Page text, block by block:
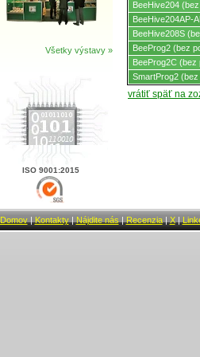
Všetky výstavy »
ISO 9001:2015
BeeHive204
BeeHive204AP-
BeeHive208S
BeeProg2 (bez
BeeProg2C (bez
SmartProg2
vrátiť späť na
Domov| Kontakty| Nájdite nás | Recenzia| X|